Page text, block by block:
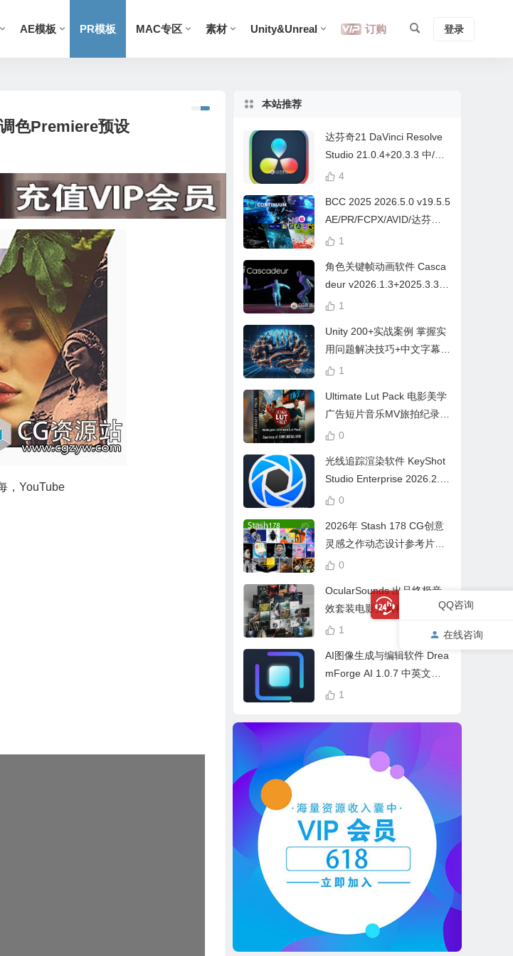
AE模板 PR模板 MAC专区 素材 Unity&Unreal 订购 登录
色Premiere预设
，YouTube
本站推荐
达芬奇21 DaVinci Resolve
Studio 21.0.4+20.3.3 中/英
文 Win/Mac
4
BCC 2025 2026.5.0 v19.5.5
AE/PR/FCPX/AVID/达芬奇
视频特效插件Continuum Wi
1
角色关键帧动画软件 Casca
deur v2026.1.3+2025.3.3
Win/Mac+中文字幕教程
1
Unity 200+实战案例 掌握实
用问题解决技巧+中文字幕 L
earn Problem Solving
1
Ultimate Lut Pack 电影美学
广告短片音乐MV旅拍纪录片
视频调色预设
0
光线追踪渲染软件 KeyShot
Studio Enterprise 2026.2.1
Win中文版
0
2026年 Stash 178 CG创意
灵感之作动态设计参考片广
告视频动画短片合集
0
OcularSounds 出品终极音
效套装电影元素科幻氛围冲
击无人机音效素材包 Full Ac
1
AI图像生成与编辑软件 Drea
mForge AI 1.0.7 中英文多
语言 Win 本地离线运行
1
QQ咨询
在线咨询